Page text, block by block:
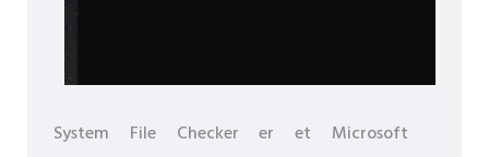
System File Checker er et Microsoft